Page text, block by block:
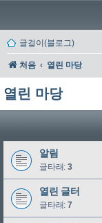
글걸이(블로그)
처음 열린 마당
열린 마당
알림
글타래: 3
열린 글터
글타래: 7